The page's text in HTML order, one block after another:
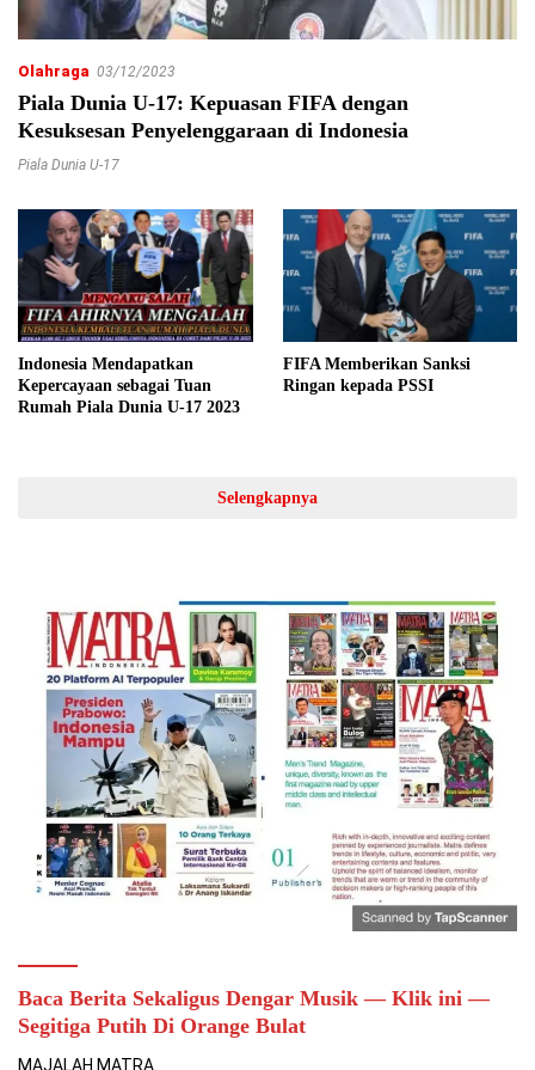
Olahraga 03/12/2023
Piala Dunia U-17: Kepuasan FIFA dengan
Kesuksesan Penyelenggaraan di Indonesia
Piala Dunia U-17
Indonesia Mendapatkan
Kepercayaan sebagai Tuan
Rumah Piala Dunia U-17 2023
FIFA Memberikan Sanksi
Ringan kepada PSSI
Selengkapnya
Baca Berita Sekaligus Dengar Musik — Klik ini —
Segitiga Putih Di Orange Bulat
MAJALAH MATRA